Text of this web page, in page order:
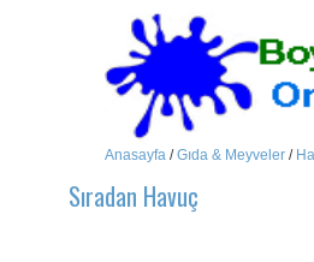
Anasayfa /Gıda & Meyveler /
Sıradan Havuç